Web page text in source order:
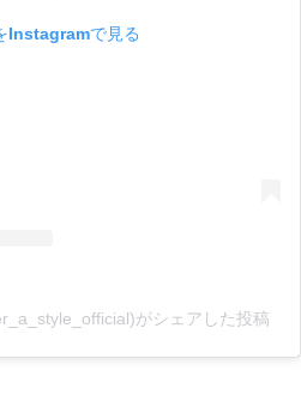
Instagramで見る
がシェアした投稿